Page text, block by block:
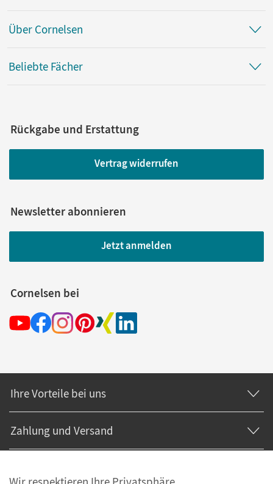
Über Cornelsen
Beliebte Fächer
Rückgabe und Erstattung
Vertrag widerrufen
Newsletter abonnieren
Jetzt anmelden
Cornelsen bei
Ihre Vorteile bei uns
Zahlung und Versand